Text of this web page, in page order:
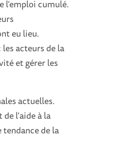
l’emploi cumulé.
eu lieu.
acteurs de la
et gérer les
actuelles.
l’aide à la
de la